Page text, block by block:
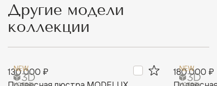
Другие модели
коллекции
NEW
130 000 ₽
NEW
180 000 ₽